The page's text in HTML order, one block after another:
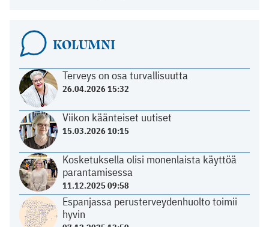
KOLUMNI
Terveys on osa turvallisuutta
26.04.2026 15:32
Viikon käänteiset uutiset
15.03.2026 10:15
Kosketuksella olisi monenlaista käyttöä
parantamisessa
11.12.2025 09:58
Espanjassa perusterveydenhuolto toimii
hyvin